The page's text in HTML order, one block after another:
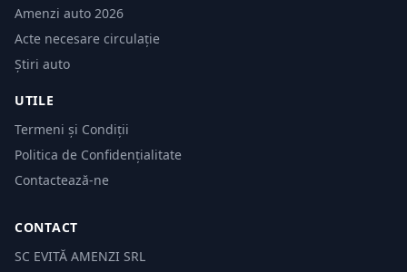
Amenzi auto 2026
Acte necesare circulație
Știri auto
UTILE
Termeni și Condiții
Politica de Confidențialitate
Contactează-ne
CONTACT
SC EVITĂ AMENZI SRL